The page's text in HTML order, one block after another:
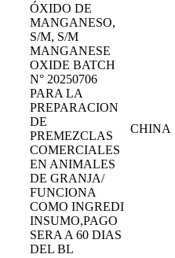
ÓXIDO DE
MANGANESO,
S/M, S/M
MANGANESE
OXIDE BATCH
N° 20250706
PARA LA
PREPARACION
DE
PREMEZCLAS
COMERCIALES
EN ANIMALES
DE GRANJA/
FUNCIONA
COMO INGREDI
INSUMO,PAGO
SERA A 60 DIAS
DEL BL
CHINA